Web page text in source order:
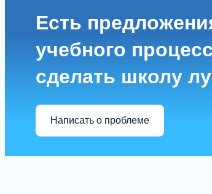
Есть
учебного
сделать школу
Написать о проблеме